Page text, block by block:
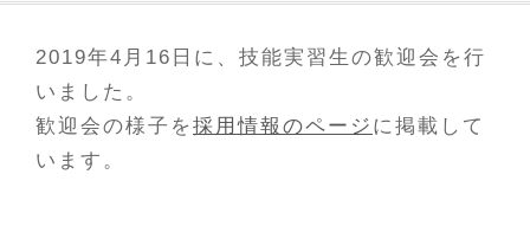
2019年4月16日に、技能実習生の歓迎会を行
いました。
歓迎会の様子を採用情報のページ に掲載して
います。